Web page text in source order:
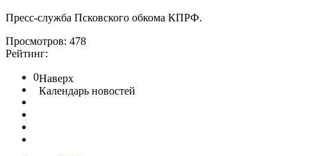
Пресс-служба Псковского обкома КПРФ.
Просмотров: 478
Рейтинг:
0Наверх
Календарь новостей